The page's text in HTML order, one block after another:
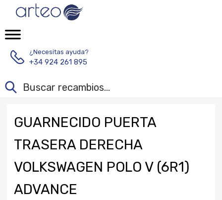
¿Necesitas ayuda?
+34 924 261 895
GUARNECIDO PUERTA
TRASERA DERECHA
VOLKSWAGEN POLO V (6R1)
ADVANCE